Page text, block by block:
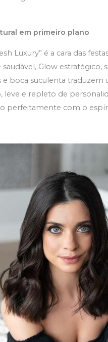
em primeiro plano
Luxury” é a cara das
saudável, Glow estratégico,
e boca suculenta traduzem
leve e repleto de
perfeitamente com o